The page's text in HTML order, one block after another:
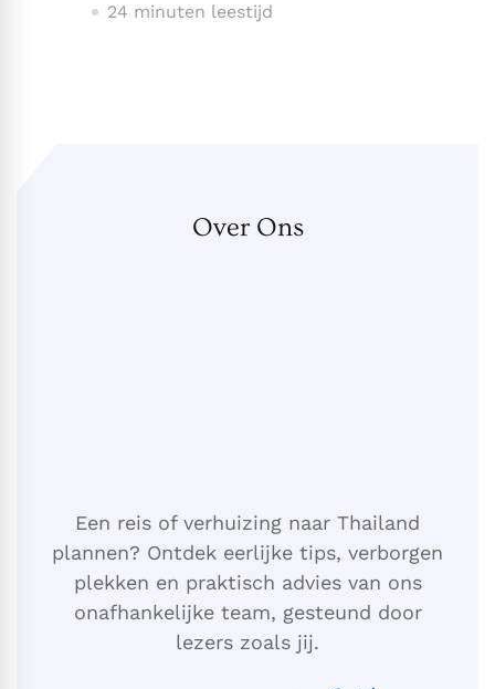
24 minuten leestijd
Over Ons
Een reis of verhuizing naar Thailand
plannen? Ontdek eerlijke tips, verborgen
plekken en praktisch advies van ons
onafhankelijke team, gesteund door
lezers zoals jij.